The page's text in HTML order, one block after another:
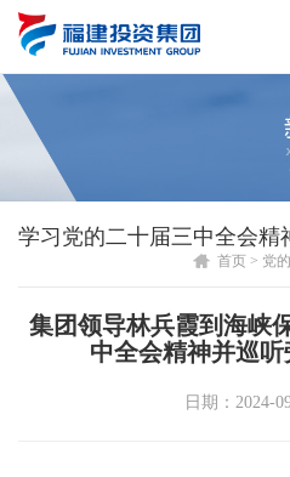
学习党的二十届三中全会精
首页 > 党
集团领导林兵霞到海峡
中全会精神并巡
日期：2024-